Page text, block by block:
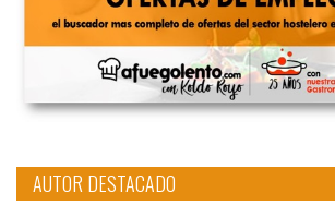
AUTOR DESTACADO